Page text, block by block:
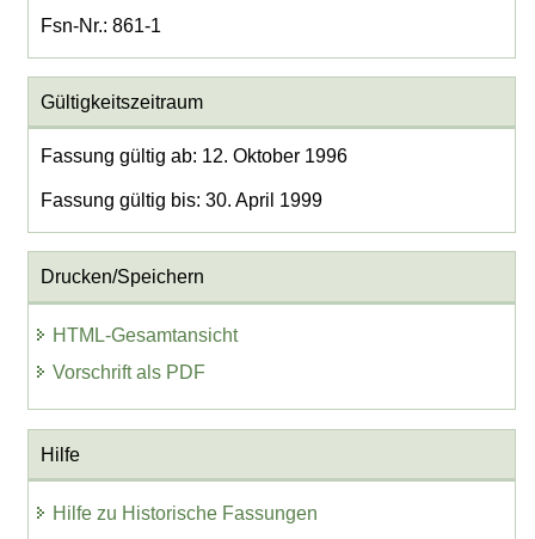
Fsn-Nr.: 861-1
Gültigkeitszeitraum
Fassung gültig ab: 12. Oktober 1996
Fassung gültig bis: 30. April 1999
Drucken/Speichern
HTML-Gesamtansicht
Vorschrift als PDF
Hilfe
Hilfe zu Historische Fassungen